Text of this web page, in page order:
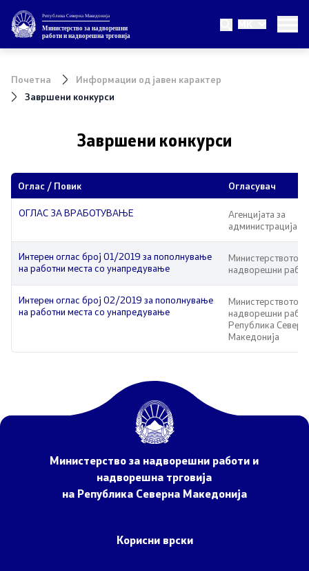
Република Северна Македонија
Министерство за надворешни
работи и надворешна трговија
MK
Министерство
Министер
Заменик министер
Внатрешна организација
Теми
НАТО Членство
Економска дипломатија
Регионални иницијативи
Мултилатерални односи
Прашањето за името
Посети ја Северна Македонија
Почетна
Информации од јавен карактер
Завршени конкурси
Завршени конкурси
Oглас / Повик Огласувач
ОГЛАС ЗА ВРАБОТУВАЊЕ
Агенцијата за
администрација
Интерен оглас број 01/2019 за пополнување
на работни места со унапредување
Министерството за
надворешни
Интерен оглас број 02/2019 за пополнување
на работни места со унапредување
Министерството за
надворешни
Република
Македонија
Министерство за надворешни работи и
надворешна трговија
на Република Северна Македонија
Корисни врски